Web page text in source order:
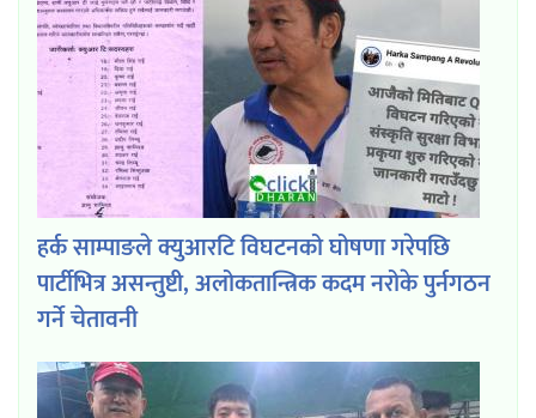
हर्क साम्पाङले क्युआरटि विघटनको घोषणा गरेपछि
पार्टीभित्र असन्तुष्टी, अलोकतान्त्रिक कदम नरोके पुर्नगठन
गर्ने चेतावनी